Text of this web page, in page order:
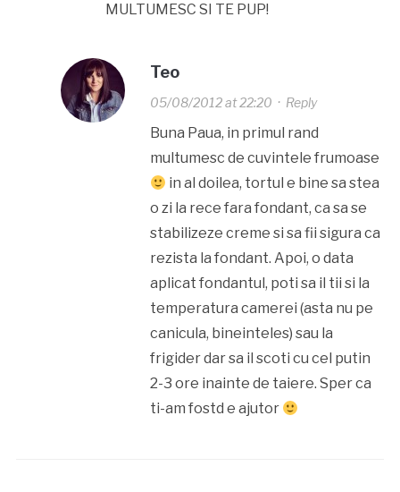
MULTUMESC SI TE PUP!
Teo
05/08/2012 at 22:20 · Reply
Buna Paua, in primul rand
multumesc de cuvintele frumoase
in al doilea, tortul e bine sa stea
o zi la rece fara fondant, ca sa se
stabilizeze creme si sa fii sigura ca
rezista la fondant. Apoi, o data
aplicat fondantul, poti sa il tii si la
temperatura camerei (asta nu pe
canicula, bineinteles) sau la
frigider dar sa il scoti cu cel putin
2-3 ore inainte de taiere. Sper ca
ti-am fostd e ajutor